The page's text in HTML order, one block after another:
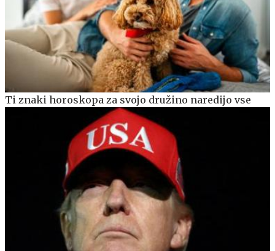
Ti znaki horoskopa za svojo družino naredijo vse